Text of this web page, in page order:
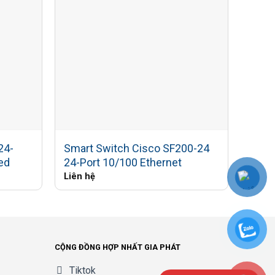
dùng
Smart Switch Cisco SF200-24
24-Port 10/100 Ethernet
Liên hệ
EU
Liên
CỘNG ĐỒNG HỢP NHẤT GIA PHÁT
Tiktok